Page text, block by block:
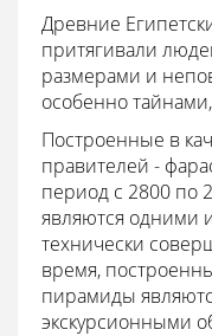
Древние
притягивали
размерами и
особенно
Построенные в
правителей -
период с 2800 по
являются одними
технически
время,
пирамиды
экскурсионными